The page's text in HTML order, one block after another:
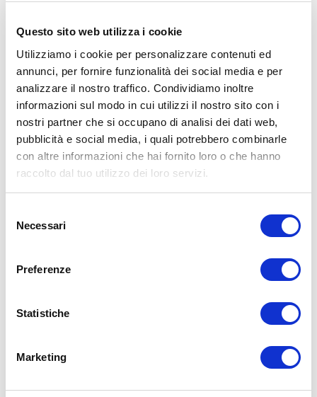
Questo sito web utilizza i cookie
Utilizziamo i cookie per personalizzare contenuti ed
annunci, per fornire funzionalità dei social media e per
analizzare il nostro traffico. Condividiamo inoltre
informazioni sul modo in cui utilizzi il nostro sito con i
nostri partner che si occupano di analisi dei dati web,
pubblicità e social media, i quali potrebbero combinarle
con altre informazioni che hai fornito loro o che hanno
raccolto dal tuo utilizzo dei loro servizi.
delNecessari
Preferenze
Statistiche
Marketing
Avvertenze: le informazioni contenute in questi video non intendono
sostituirsi in nessun modo a parere medico o di altri specialisti.
L’autore declina ogni responsabilità di effetti o di conseguenze
risultanti dall’uso di tali informazioni e dalla loro messa in pratica.
L’allenamento con sovraccarichi, a corpo libero, con i kettlebell, con
il trx, e con altri attrezzi può causare infortuni, si consiglia pertanto
di prestare la massima attenzione e di eseguire esercizi e
metodologie adatte al proprio livello di forma. Consultare il proprio
medico di fiducia prima di intraprendere qualsiasi forma di attività
fisica o regime alimentare.
Condividi:
Facebook
alimentazionedieta